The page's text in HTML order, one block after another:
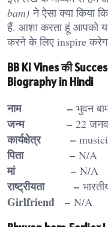
bam) ने ऐसा क्या किया
हैं. आशा करता हूं आपको
करने के लिए inspire
BB Ki Vines की
Biography in Hindi
नाम – भुवन
जन्म – 22
कार्यक्षेत्र –
पिता – N/A
मां – N/A
राष्ट्रीयता –
Girlfriend – N/A